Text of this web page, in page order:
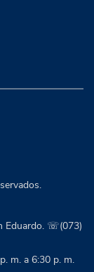
Eduardo. ☏(073)
m. a 6:30 p. m.